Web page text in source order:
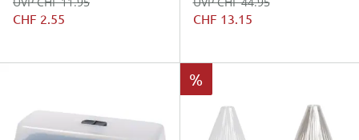
CHF 2.55 CHF 13.15
%